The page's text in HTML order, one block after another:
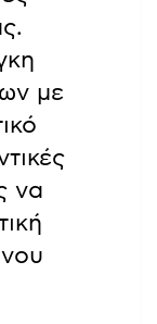
με
να